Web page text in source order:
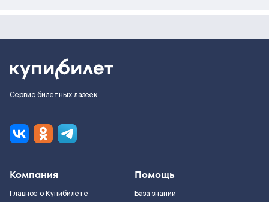
Сервис билетных лазеек
Компания
Главное о Купибилете
Помощь
База знаний